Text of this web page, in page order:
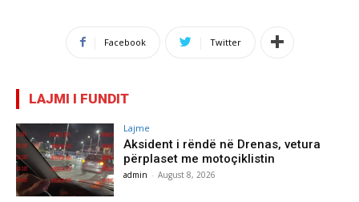
Facebook Twitter
LAJMI I FUNDIT
Lajme
Aksident i rëndë në Drenas, vetura
përplaset me motoçiklistin
admin - August 8, 2026